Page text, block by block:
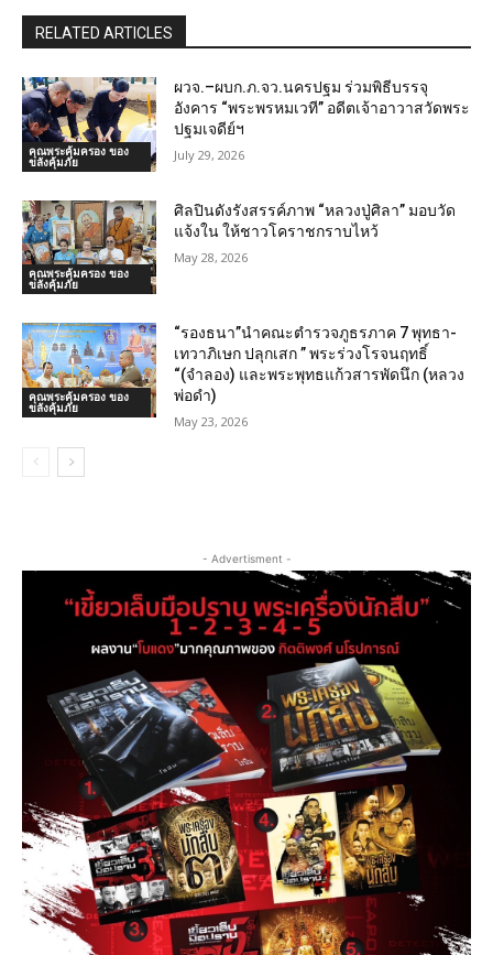
RELATED ARTICLES
คุณพระคุ้มครอง ของ
ขลังคุ้มภัย
ผวจ.–ผบก.ภ.จว.นครปฐม ร่วมพิธีบรรจุ
อังคาร “พระพรหมเวที” อดีตเจ้าอาวาสวัดพระ
ปฐมเจดีย์ฯ
July 29, 2026
คุณพระคุ้มครอง ของ
ขลังคุ้มภัย
ศิลปินดังรังสรรค์ภาพ “หลวงปู่ศิลา” มอบวัด
แจ้งใน ให้ชาวโคราชกราบไหว้
May 28, 2026
คุณพระคุ้มครอง ของ
ขลังคุ้มภัย
“รองธนา”นำคณะตำรวจภูธรภาค 7 พุทธา-
เทวาภิเษก ปลุกเสก ” พระร่วงโรจนฤทธิ์
“(จำลอง) และพระพุทธแก้วสารพัดนึก (หลวง
พ่อดำ)
May 23, 2026
- Advertisment -